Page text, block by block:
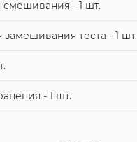
смешивания - 1 шт.
замешивания теста - 1 шт.
- 1 шт.